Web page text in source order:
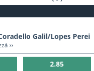
Galil/Lopes Perei
››
2.85